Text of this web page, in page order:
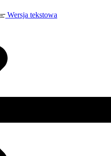
Wersja tekstowa